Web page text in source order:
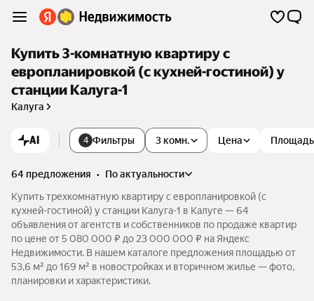
Купить 3-комнатную квартиру с
европланировкой (с кухней-гостиной) у
станции Калуга-1
Калуга
AI 4 Фильтры 3 комн. Цена Площадь
64 предложения •
по актуальности
Купить трехкомнатную квартиру с европланировкой (с
кухней-гостиной) у станции Калуга-1 в Калуге — 64
объявления от агентств и собственников по продаже квартир
по цене от 5 080 000 ₽ до 23 000 000 ₽ на Яндекс
Недвижимости. В нашем каталоге предложения площадью от
53,6 м² до 169 м² в новостройках и вторичном жилье — фото,
планировки и характеристики.